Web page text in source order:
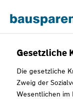
Gesetzliche
Die gesetzliche
Zweig der
Wesentlichen im